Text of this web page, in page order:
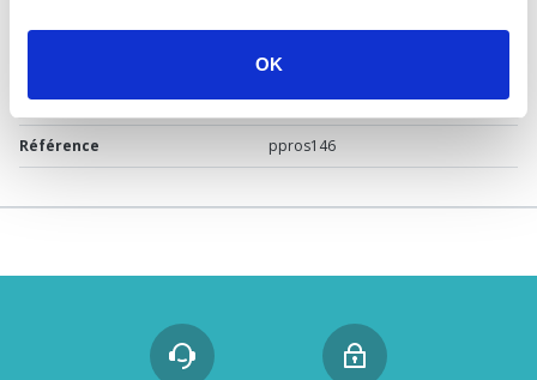
OKRolf by Ayor
Garantie 2 ans
Référence ppros146